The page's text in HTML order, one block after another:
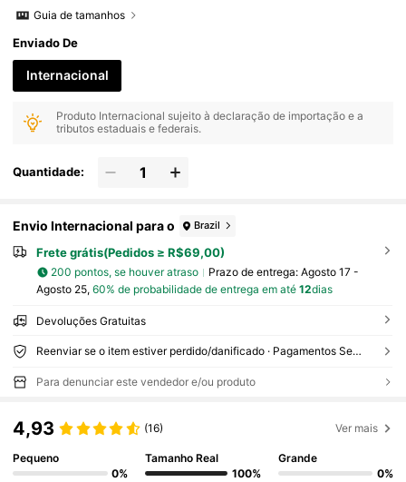
Guia de tamanhos
Enviado De
Internacional
Produto Internacional sujeito à declaração de importação e a
tributos estaduais e federais.
Quantidade:
Envio Internacional para o Brazil
Frete grátis(Pedidos ≥ R$69,00)
200 pontos, se houver atraso Prazo de entrega: Agosto 17 -
Agosto 25, 60% de probabilidade de entrega em até 12dias
Devoluções Gratuitas
Reenviar se o item estiver perdido/danificado · Pagamentos Seguros · Proteção de privacidade
Para denunciar este vendedor e/ou produto
4,93 (16) Ver mais
Pequeno
0%
Tamanho Real
100%
Grande
0%